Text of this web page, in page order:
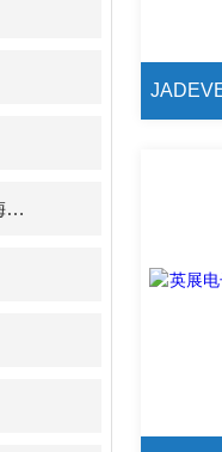
METTLER TOLEDO梅特勒pH计/电导率仪